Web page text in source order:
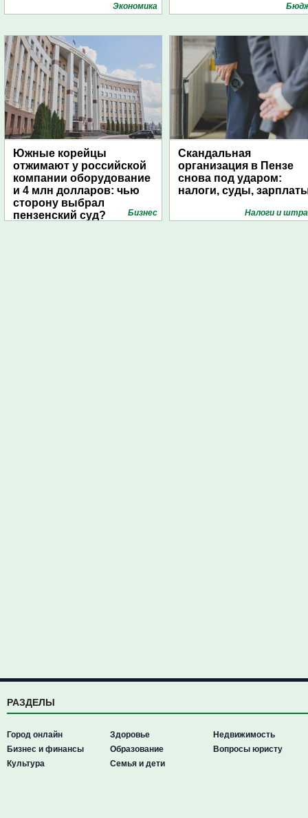
Экономика
Южные корейцы
отжимают у российской
компании оборудование
и 4 млн долларов: чью
сторону выбрал
пензенский суд?
Бизнес
Скандальная
организация в Пензе
снова под ударом:
налоги, суды,
Налоги и
РАЗДЕЛЫ
Город онлайн
Бизнес и финансы
Культура
Здоровье
Образование
Семья и дети
Недвижимость
Вопросы юристу